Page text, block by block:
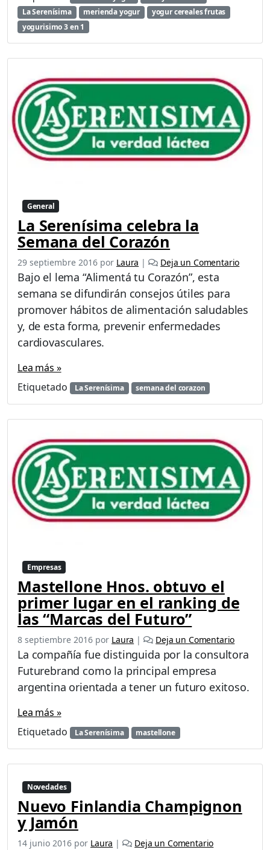
s
u
a
s
p
r
o
n
e
s
La Serenísima
merienda yogur
yogur cereales frutas
yogurisimo 3 en 1
General
La Serenísima celebra la
Semana del Corazón
29 septiembre 2016 por Laura | Deja un Comentario
Bajo el lema “Alimentá tu Corazón”, esta
semana se difundirán consejos útiles para
promover hábitos de alimentación saludables
y, de esta forma, prevenir enfermedades
cardiovasculares.
Lea más »
Etiquetado
La Serenísima semana del corazon
Empresas
Mastellone Hnos. obtuvo el
primer lugar en el ranking de
las “Marcas del Futuro”
8 septiembre 2016 por Laura | Deja un Comentario
La compañía fue distinguida por la consultora
Futurebrand como la principal empresa
argentina orientada a tener un futuro exitoso.
Lea más »
Etiquetado
La Serenísima mastellone
Novedades
Nuevo Finlandia Champignon
y Jamón
14 junio 2016 por Laura | Deja un Comentario